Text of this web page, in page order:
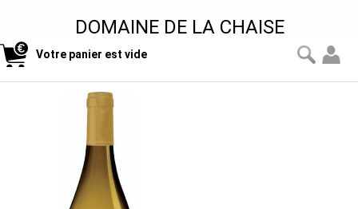
DOMAINE DE LA CHAISE
Votre panier est vide